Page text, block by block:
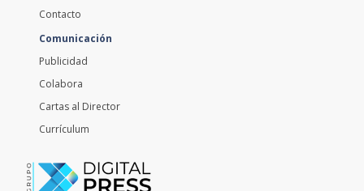
Contacto
Comunicación
Publicidad
Colabora
Cartas al Director
Currículum